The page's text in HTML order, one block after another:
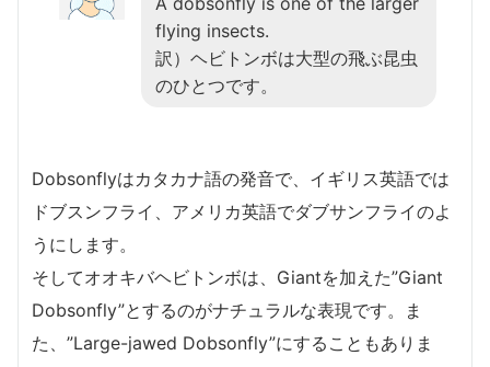
flying insects.
訳）ヘビトンボは大型の飛ぶ昆虫
のひとつです。
Dobsonflyはカタカナ語の発音で、イギリス英語では
ドブスンフライ、アメリカ英語でダブサンフライのよ
うにします。
そしてオオキバヘビトンボは、Giantを加えた”Giant
Dobsonfly”とするのがナチュラルな表現です。ま
た、”Large-jawed Dobsonfly”にすることもありま